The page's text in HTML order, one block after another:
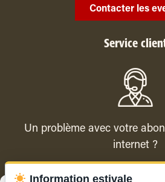
Contacter les
Service
Un problème avec votre
internet ?
Information estivale